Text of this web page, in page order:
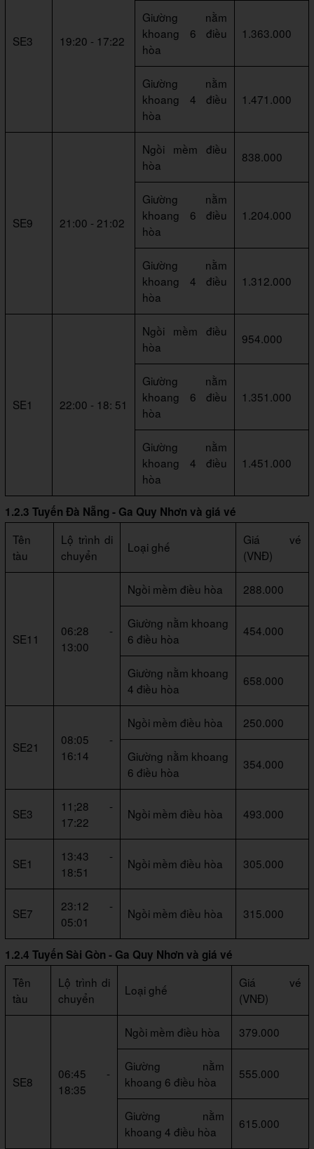
SE3 19:20 - 17:22
Giường nằm
khoang 6 điều
hòa
1.363.000
Giường nằm
khoang 4 điều
hòa
1.471.000
SE9 21:00 - 21:02
Ngồi mềm điều
hòa
838.000
Giường nằm
khoang 6 điều
hòa
1.204.000
Giường nằm
khoang 4 điều
hòa
1.312.000
SE1 22:00 - 18: 51
Ngồi mềm điều
hòa
954.000
Giường nằm
khoang 6 điều
hòa
1.351.000
Giường nằm
khoang 4 điều
hòa
1.451.000
1.2.3 Tuyến Đà Nẵng - Ga Quy Nhơn và giá vé
Tên
tàu
Lộ trình di
chuyển
Loại ghế
Giá vé
(VNĐ)
SE11
06:28 -
13:00
Ngồi mềm điều hòa 288.000
Giường nằm khoang
6 điều hòa
454.000
Giường nằm khoang
4 điều hòa
658.000
SE21
08:05 -
16:14
Ngồi mềm điều hòa 250.000
Giường nằm khoang
6 điều hòa
354.000
SE3
11;28 -
17:22
Ngồi mềm điều hòa 493.000
SE1
13:43 -
18:51
Ngồi mềm điều hòa 305.000
SE7
23:12 -
05:01
Ngồi mềm điều hòa 315.000
1.2.4 Tuyến Sài Gòn - Ga Quy Nhơn và giá vé
Tên
tàu
Lộ trình di
chuyển
Loại ghế
Giá vé
(VNĐ)
SE8
06:45 -
18:35
Ngồi mềm điều hòa 379.000
Giường nằm
khoang 6 điều hòa
555.000
Giường nằm
khoang 4 điều hòa
615.000